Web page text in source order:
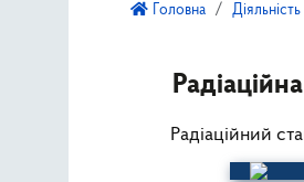
Головна Діяльність
Радіаційний